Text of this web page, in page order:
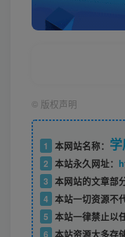
© 版权声明
1 本网站名称：
2 本站永久网址：
3 本网站的文章部
4 本站一切资源不
5 本站一律禁止以
6 本站资源大多存